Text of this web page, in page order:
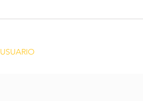
USUARIO